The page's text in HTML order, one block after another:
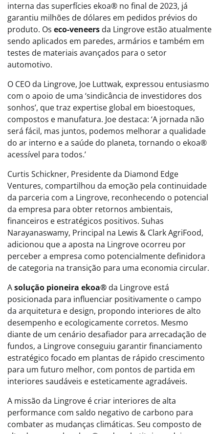
interna das superfícies ekoa® no final de 2023, já
garantiu milhões de dólares em pedidos prévios do
produto. Os eco-veneers da Lingrove estão atualmente
sendo aplicados em paredes, armários e também em
testes de materiais avançados para o setor
automotivo.
O CEO da Lingrove, Joe Luttwak, expressou entusiasmo
com o apoio de uma ‘sindicância de investidores dos
sonhos’, que traz expertise global em bioestoques,
compostos e manufatura. Joe destaca: ‘A jornada não
será fácil, mas juntos, podemos melhorar a qualidade
do ar interno e a saúde do planeta, tornando o ekoa®
acessível para todos.’
Curtis Schickner, Presidente da Diamond Edge
Ventures, compartilhou da emoção pela continuidade
da parceria com a Lingrove, reconhecendo o potencial
da empresa para obter retornos ambientais,
financeiros e estratégicos positivos. Suhas
Narayanaswamy, Principal na Lewis & Clark AgriFood,
adicionou que a aposta na Lingrove ocorreu por
perceber a empresa como potencialmente definidora
de categoria na transição para uma economia circular.
Asolução pioneira ekoa® da Lingrove está
posicionada para influenciar positivamente o campo
da arquitetura e design, propondo interiores de alto
desempenho e ecologicamente corretos. Mesmo
diante de um cenário desafiador para arrecadação de
fundos, a Lingrove conseguiu garantir financiamento
estratégico focado em plantas de rápido crescimento
para um futuro melhor, com pontos de partida em
interiores saudáveis e esteticamente agradáveis.
A missão da Lingrove é criar interiores de alta
performance com saldo negativo de carbono para
combater as mudanças climáticas. Seu composto de